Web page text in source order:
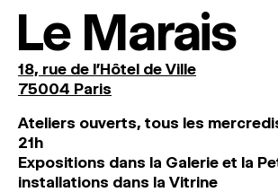
Le Marais
18, rue de l'Hôtel de Ville
75004 Paris
Ateliers ouverts, tous les
21h
Expositions dans la Galerie et la
installations dans la Vitrine